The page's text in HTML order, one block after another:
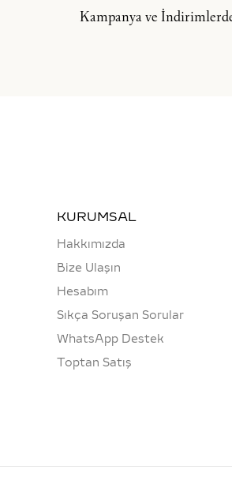
Kampanya ve
KURUMSAL
Hakkımızda
Bize Ulaşın
Hesabım
Sıkça Soruşan Sorular
WhatsApp Destek
Toptan Satış